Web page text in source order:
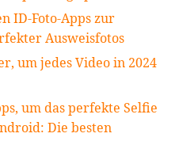
ID-Foto-Apps zur
Ausweisfotos
um jedes Video in 2024
um das perfekte Selfie
Die besten